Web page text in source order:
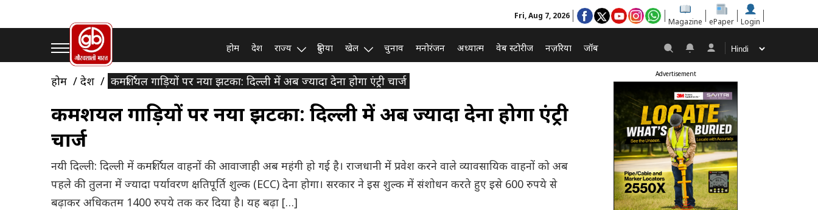
Fri, Aug 7, 2026
Magazine ePaper Login
होम देश राज्य दुनिया खेल चुनाव मनोरंजन अध्यात्म वेब स्टोरीज नज़रिया जॉब
होम देश कमर्शियल गाड़ियों पर नया झटका: दिल्ली में अब ज्यादा देना होगा एंट्री चार्ज
कमर्शियल गाड़ियों पर नया झटका: दिल्ली में अब ज्यादा देना होगा एंट्री
चार्ज
नयी दिल्ली: दिल्ली में कमर्शियल वाहनों की आवाजाही अब महंगी हो गई है। राजधानी में प्रवेश करने वाले व्यावसायिक वाहनों को अब
पहले की तुलना में ज्यादा पर्यावरण क्षतिपूर्ति शुल्क (ECC) देना होगा। सरकार ने इस शुल्क में संशोधन करते हुए इसे 600 रुपये से
बढ़ाकर अधिकतम 1400 रुपये तक कर दिया है। यह बढ़ा […]
Advertisement